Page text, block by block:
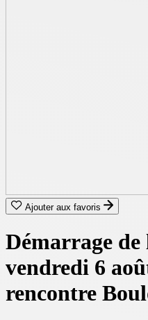
Ajouter aux favoris
Démarrage de
vendredi 6
rencontre